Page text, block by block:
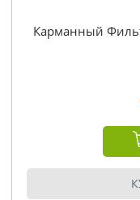
Карманный